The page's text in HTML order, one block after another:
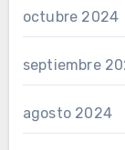
octubre 2024
septiembre
agosto 2024